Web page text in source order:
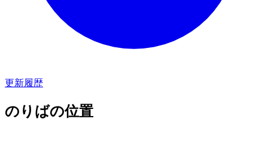
更新履歴
のりばの位置